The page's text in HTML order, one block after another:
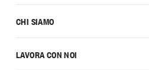
CHI SIAMO
LAVORA CON NOI